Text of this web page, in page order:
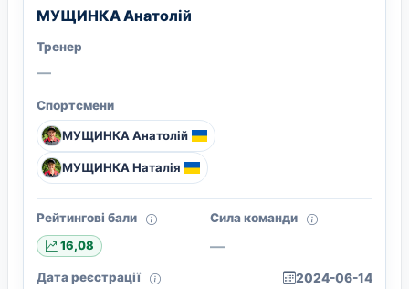
МУЩИНКА Анатолій
Тренер
—
Спортсмени
МУЩИНКА Анатолій
МУЩИНКА Наталія
Рейтингові бали
16,08
Сила команди
—
Дата реєстрації 2024-06-14